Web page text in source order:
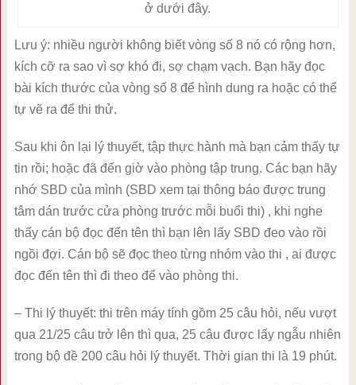
ở dưới đây.
Lưu ý: nhiều người không biết vòng số 8 nó có rộng hơn,
kích cỡ ra sao vì sợ khó đi, sợ chạm vạch. Bạn hãy đọc
bài kích thước của vòng số 8 để hình dung ra hoặc có thể
tự vẽ ra để thi thử.
Sau khi ôn lại lý thuyết, tập thực hành mà bạn cảm thấy tự
tin rồi; hoặc đã đến giờ vào phòng tập trung. Các bạn hãy
nhớ SBD của mình (SBD xem tại thông báo được trung
tâm dán trước cửa phòng trước mỗi buổi thi) , khi nghe
thấy cán bộ đọc đến tên thì bạn lên lấy SBD đeo vào rồi
ngồi đợi. Cán bộ sẽ đọc theo từng nhóm vào thi , ai được
đọc đến tên thì đi theo để vào phòng thi.
– Thi lý thuyết: thi trên máy tính gồm 25 câu hỏi, nếu vượt
qua 21/25 câu trở lên thì qua, 25 câu được lấy ngẫu nhiên
trong bộ đề 200 câu hỏi lý thuyết. Thời gian thi là 19 phút.